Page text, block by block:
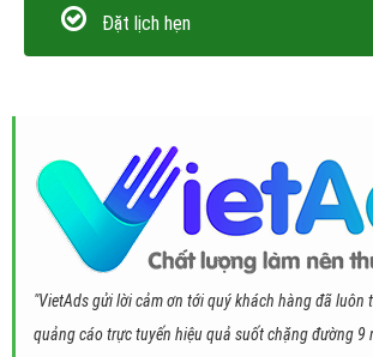
Đặt lịch hẹn
"VietAds gửi lời cảm ơn tới quý khách hàng đã luôn
quảng cáo trực tuyến hiệu quả suốt chặng đường 9